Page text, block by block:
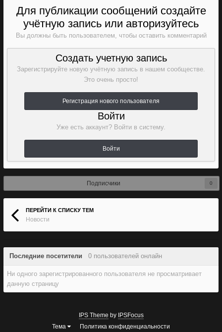
Для публикации сообщений создайте
учётную запись или авторизуйтесь
Вы должны быть пользователем, чтобы оставить комментарий
Создать учетную запись
Зарегистрируйте новую учётную запись в нашем сообществе.
Это очень просто!
Регистрация нового пользователя
Войти
Уже есть аккаунт? Войти в систему.
Войти
Подписчики 0
ПЕРЕЙТИ К СПИСКУ ТЕМ
Новости
Последние посетители 0 пользователей онлайн
Ни одного зарегистрированного пользователя не просматривает
данную страницу
IPS Theme by IPSFocus
Тема
Политика конфиденциальности